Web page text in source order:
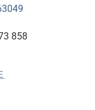
858